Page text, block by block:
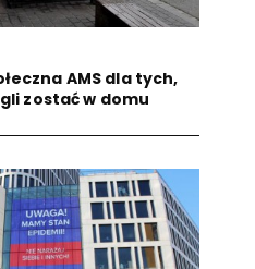
AMS dla tych,
zostać w domu